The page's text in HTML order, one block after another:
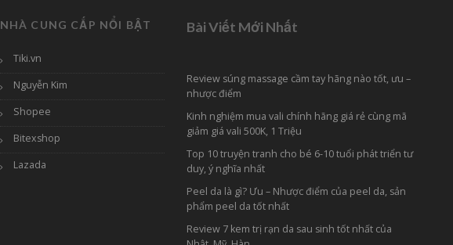
NHÀ CUNG CẤP NỔI BẬT
Tiki.vn
Nguyễn Kim
Shopee
Bitexshop
Lazada
Bài Viết Mới Nhất
Review súng massage cầm tay hãng nào tốt, ưu –
nhược điểm
Kinh nghiệm mua vali chính hãng giá rẻ cùng mã
giảm giá vali 500K, 1 Triệu
Top 10 truyện tranh cho bé 6-10 tuổi phát triển tư
duy, ý nghĩa nhất
Peel da là gì? Ưu – Nhược điểm của peel da, sản
phẩm peel da tốt nhất
Review 7 kem trị rạn da sau sinh tốt nhất của